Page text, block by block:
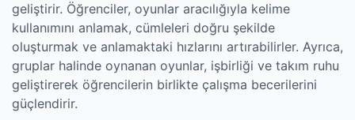
geliştirir. Öğrenciler, oyunlar aracılığıyla kelime
kullanımını anlamak, cümleleri doğru şekilde
oluşturmak ve anlamaktaki hızlarını artırabilirler. Ayrıca,
gruplar halinde oynanan oyunlar, işbirliği ve takım ruhu
geliştirerek öğrencilerin birlikte çalışma becerilerini
güçlendirir.